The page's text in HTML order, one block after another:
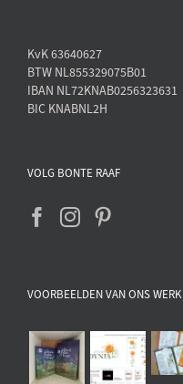
KvK 63640627
BTW NL855329075B01
IBAN NL72KNAB0256323631
BIC KNABNL2H
VOLG BONTE RAAF
VOORBEELDEN VAN ONS WERK